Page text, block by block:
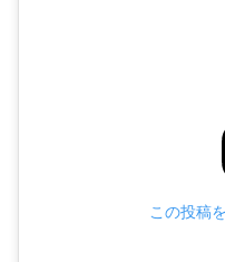
この投稿